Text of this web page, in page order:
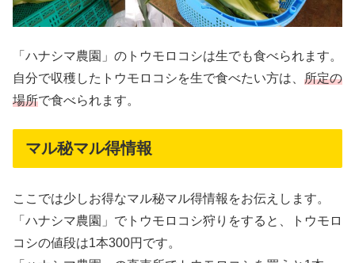
「ハナシマ農園」のトウモロコシは生でも食べられます。
自分で収穫したトウモロコシを生で食べたい方は、 所定の
場所で食べられます。
マル秘マル得情報
ここでは少しお得なマル秘マル得情報をお伝えします。
「ハナシマ農園」でトウモロコシ狩りをすると、トウモロ
コシの値段は1本300円です。